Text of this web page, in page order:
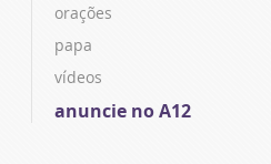
orações
papa
vídeos
anuncie no A12